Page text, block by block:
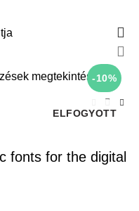
-10%
ELFOGYOTT
fonts for the digital
megtekintéséhez.